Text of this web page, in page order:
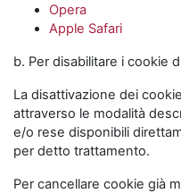
Opera
Apple Safari
b. Per disabilitare i cookie
La disattivazione dei
attraverso le modalità
e/o rese disponibili
per detto trattamento.
Per cancellare cookie già